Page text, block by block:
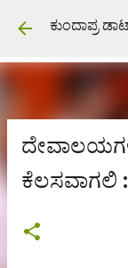
ಕುಂದಾಪ್ರ
ಕೆಲಸವಾಗಲಿ